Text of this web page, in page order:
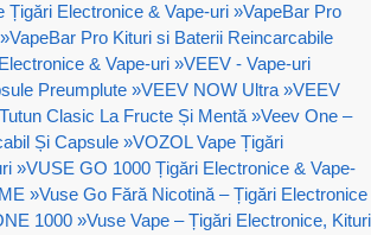
Țigări Electronice & Vape-uri »VapeBar Pro
»VapeBar Pro Kituri si Baterii Reincarcabile
& Vape-uri »VEEV - Vape-uri
Preumplute »VEEV NOW Ultra »VEEV
Clasic La Fructe Și Mentă »Veev One –
Și Capsule »VOZOL Vape Țigări
»VUSE GO 1000 Țigări Electronice & Vape-
»Vuse Go Fără Nicotină – Țigări Electronice
1000 »Vuse Vape – Țigări Electronice, Kituri